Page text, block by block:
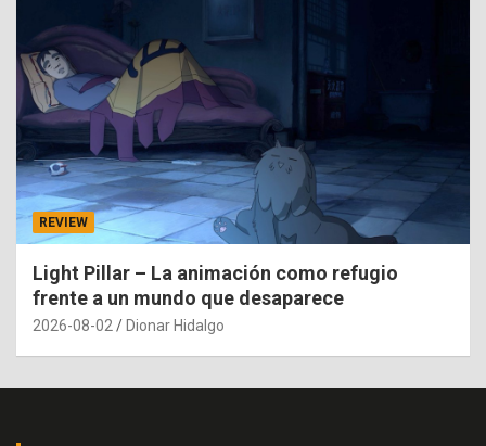
REVIEW
Light Pillar – La animación como refugio
frente a un mundo que desaparece
2026-08-02 Dionar Hidalgo